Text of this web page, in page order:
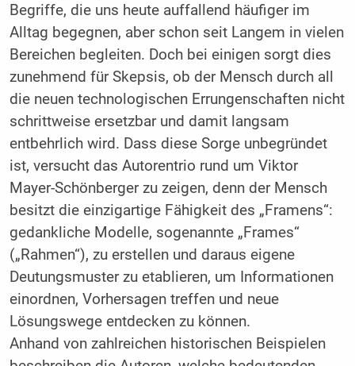
Begriffe, die uns heute auffal­lend häufiger im
Alltag begegnen, aber schon seit Langem in vie­len
Bereichen begleiten. Doch bei einigen sorgt dies
zunehmend für Skepsis, ob der Mensch durch all
die neuen technologischen Errungenschaften nicht
schrittweise ersetzbar und damit langsam
entbehrlich wird. Dass diese Sorge unbegründet
ist, versucht das Autorentrio rund um Viktor
Mayer-Schönberger zu zeigen, denn der Mensch
besitzt die einzigartige Fähigkeit des „Framens“:
ge­dankliche Modelle, sogenannte „Frames“
(„Rahmen“), zu erstel­len und daraus eigene
Deutungsmuster zu etablieren, um Infor­mationen
einordnen, Vorhersagen treffen und neue
Lösungswege entdecken zu können.
Anhand von zahlreichen historischen Beispielen